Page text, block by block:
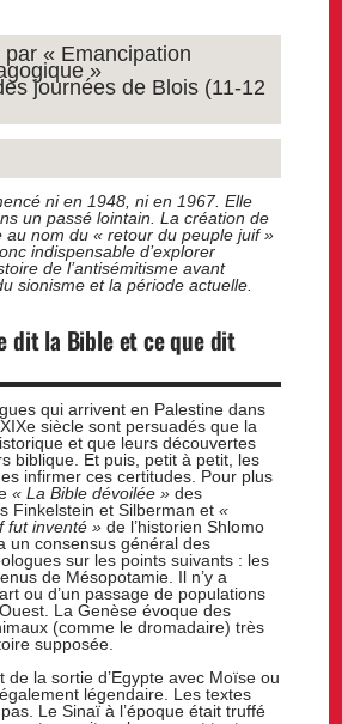
« Emancipation
»
journées de Blois (11-12
ni en 1948, ni en 1967. Elle
un passé lointain. La création de
au nom du « retour du peuple juif »
indispensable d’explorer
de l’antisémitisme avant
sionisme et la période actuelle.
dit la Bible et ce que dit
qui arrivent en Palestine dans
siècle sont persuadés que la
et que leurs découvertes
biblique. Et puis, petit à petit, les
infirmer ces certitudes. Pour plus
« La Bible dévoilée » des
Finkelstein et Silberman et«
fut inventé » de l’historien Shlomo
un consensus général des
sur les points suivants : les
de Mésopotamie. Il n’y a
ou d’un passage de populations
La Genèse évoque des
(comme le dromadaire) très
supposée.
de la sortie d’Egypte avec Moïse ou
légendaire. Les textes
Le Sinaï à l’époque était truffé